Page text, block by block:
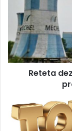
Targoviste:
-76%
productia
de
otel-
Reteta
Top
10
hale